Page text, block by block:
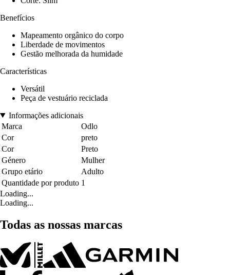
Benefícios
Mapeamento orgânico do corpo
Liberdade de movimentos
Gestão melhorada da humidade
Características
Versátil
Peça de vestuário reciclada
Informações adicionais
Marca
Odlo
Cor
preto
Cor
Preto
Género
Mulher
Grupo etário
Adulto
Quantidade por produto 1
Loading...
Loading...
Todas as nossas marcas